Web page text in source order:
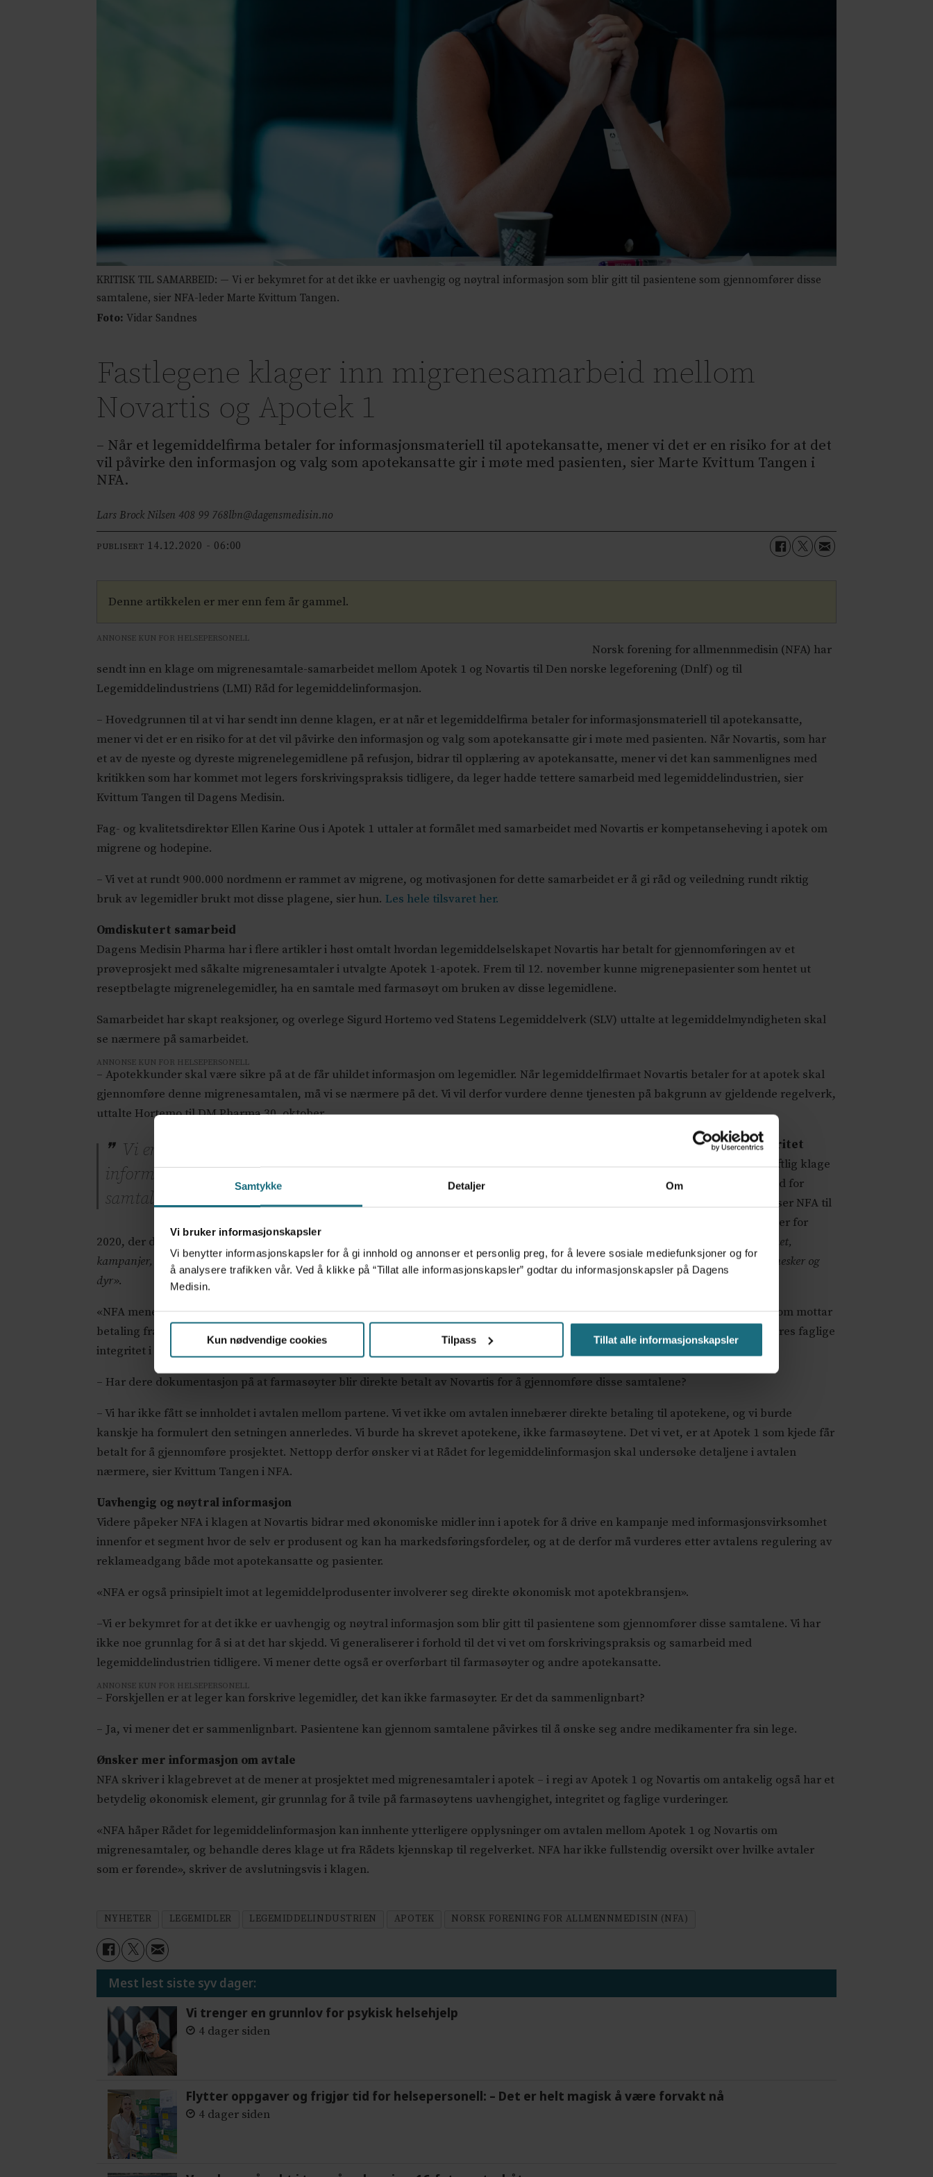
Samtykke Detaljer Om
Vi bruker informasjonskapsler
Vi benytter informasjonskapsler for å gi innhold og annonser et personlig preg, for å levere sosiale mediefunksjoner og for
å analysere trafikken vår. Ved å klikke på “Tillat alle informasjonskapsler” godtar du informasjonskapsler på Dagens
Medisin.
Kun nødvendige cookies Tilpass Tillat alle informasjonskapsler
KRITISK TIL SAMARBEID: — Vi er bekymret for at det ikke er uavhengig og nøytral informasjon som blir gitt til pasientene som gjennomfører disse
samtalene, sier NFA-leder Marte Kvittum Tangen.
Foto: Vidar Sandnes
Fastlegene klager inn migrenesamarbeid mellom
Novartis og Apotek 1
– Når et legemiddelfirma betaler for informasjonsmateriell til apotekansatte, mener vi det er en risiko for at det
vil påvirke den informasjon og valg som apotekansatte gir i møte med pasienten, sier Marte Kvittum Tangen i
NFA.
Lars Brock Nilsen 408 99 768lbn@dagensmedisin.no
PUBLISERT 14.12.2020 - 06:00
Denne artikkelen er mer enn fem år gammel.
ANNONSE KUN FOR HELSEPERSONELL
Norsk forening for allmennmedisin (NFA) har
sendt inn en klage om migrenesamtale-samarbeidet mellom Apotek 1 og Novartis til Den norske legeforening (Dnlf) og til
Legemiddelindustriens (LMI) Råd for legemiddelinformasjon.
– Hovedgrunnen til at vi har sendt inn denne klagen, er at når et legemiddelfirma betaler for informasjonsmateriell til apotekansatte,
mener vi det er en risiko for at det vil påvirke den informasjon og valg som apotekansatte gir i møte med pasienten. Når Novartis, som har
et av de nyeste og dyreste migrenelegemidlene på refusjon, bidrar til opplæring av apotekansatte, mener vi det kan sammenlignes med
kritikken som har kommet mot legers forskrivingspraksis tidligere, da leger hadde tettere samarbeid med legemiddelindustrien, sier
Kvittum Tangen til Dagens Medisin.
Fag- og kvalitetsdirektør Ellen Karine Ous i Apotek 1 uttaler at formålet med samarbeidet med Novartis er kompetanseheving i apotek om
migrene og hodepine.
– Vi vet at rundt 900.000 nordmenn er rammet av migrene, og motivasjonen for dette samarbeidet er å gi råd og veiledning rundt riktig
bruk av legemidler brukt mot disse plagene, sier hun.Les hele tilsvaret her.
Omdiskutert samarbeid
Dagens Medisin Pharma har i flere artikler i høst omtalt hvordan legemiddelselskapet Novartis har betalt for gjennomføringen av et
prøveprosjekt med såkalte migrenesamtaler i utvalgte Apotek 1-apotek. Frem til 12. november kunne migrenepasienter som hentet ut
reseptbelagte migrenelegemidler, ha en samtale med farmasøyt om bruken av disse legemidlene.
Samarbeidet har skapt reaksjoner, og overlege Sigurd Hortemo ved Statens Legemiddelverk (SLV) uttalte at legemiddelmyndigheten skal
se nærmere på samarbeidet.
ANNONSE KUN FOR HELSEPERSONELL
– Apotekkunder skal være sikre på at de får uhildet informasjon om legemidler. Når legemiddelfirmaet Novartis betaler for at apotek skal
gjennomføre denne migrenesamtalen, må vi se nærmere på det. Vi vil derfor vurdere denne tjenesten på bakgrunn av gjeldende regelverk,
uttalte Hortemo til DM Pharma 30. oktober.
Vi er bekymret for at det ikke er uavhengig og nøytral
informasjon som blir gitt til pasientene som gjennomfører disse
samtalene. Marte Kvittum Tangen, leder NFA
Stiller spørsmål om faglig integritet
Samme dag sendte NFA inn en skriftlig klage
om samarbeidet til Dnlf og LMIs Råd for
legemiddelinformasjon. I klagen viser NFA til
Legemiddelindustriens bransjeregler for
2020, der det blant annet står skrevet følgende: «
Med reklame for legemidler forstås enhver form for oppsøkende informasjonsvirksomhet,
kampanjer, holdningspåvirkning og andre tiltak som har til hensikt å fremme forskriving, utlevering, salg eller bruk av legemidler til mennesker og
dyr».
«NFA mener samarbeidet mellom Apotek 1 og Novartis er brudd på formålsbeskrivelsen i avtalen. NFA mener at farmasøytene som mottar
betaling fra Novartis for å utføre samtaler med pasienter om migrenelegemidler ikke er uavhengige og vi stiller spørsmål ved deres faglige
integritet i veiledning. Apotek 1 skriver at det er Novartis som har gitt farmasøytene opplæringen», skriver NFA i klagebrevet.
– Har dere dokumentasjon på at farmasøyter blir direkte betalt av Novartis for å gjennomføre disse samtalene?
– Vi har ikke fått se innholdet i avtalen mellom partene. Vi vet ikke om avtalen innebærer direkte betaling til apotekene, og vi burde
kanskje ha formulert den setningen annerledes. Vi burde ha skrevet apotekene, ikke farmasøytene. Det vi vet, er at Apotek 1 som kjede får
betalt for å gjennomføre prosjektet. Nettopp derfor ønsker vi at Rådet for legemiddelinformasjon skal undersøke detaljene i avtalen
nærmere, sier Kvittum Tangen i NFA.
Uavhengig og nøytral informasjon
Videre påpeker NFA i klagen at Novartis bidrar med økonomiske midler inn i apotek for å drive en kampanje med informasjonsvirksomhet
innenfor et segment hvor de selv er produsent og kan ha markedsføringsfordeler, og at de derfor må vurderes etter avtalens regulering av
reklameadgang både mot apotekansatte og pasienter.
«NFA er også prinsipielt imot at legemiddelprodusenter involverer seg direkte økonomisk mot apotekbransjen».
–Vi er bekymret for at det ikke er uavhengig og nøytral informasjon som blir gitt til pasientene som gjennomfører disse samtalene. Vi har
ikke noe grunnlag for å si at det har skjedd. Vi generaliserer i forhold til det vi vet om forskrivingspraksis og samarbeid med
legemiddelindustrien tidligere. Vi mener dette også er overførbart til farmasøyter og andre apotekansatte.
ANNONSE KUN FOR HELSEPERSONELL
– Forskjellen er at leger kan forskrive legemidler, det kan ikke farmasøyter. Er det da sammenlignbart?
– Ja, vi mener det er sammenlignbart. Pasientene kan gjennom samtalene påvirkes til å ønske seg andre medikamenter fra sin lege.
Ønsker mer informasjon om avtale
NFA skriver i klagebrevet at de mener at prosjektet med migrenesamtaler i apotek – i regi av Apotek 1 og Novartis om antakelig også har et
betydelig økonomisk element, gir grunnlag for å tvile på farmasøytens uavhengighet, integritet og faglige vurderinger.
«NFA håper Rådet for legemiddelinformasjon kan innhente ytterligere opplysninger om avtalen mellom Apotek 1 og Novartis om
migrenesamtaler, og behandle deres klage ut fra Rådets kjennskap til regelverket. NFA har ikke fullstendig oversikt over hvilke avtaler
som er førende», skriver de avslutningsvis i klagen.
NYHETER LEGEMIDLER LEGEMIDDELINDUSTRIEN APOTEK NORSK FORENING FOR ALLMENNMEDISIN (NFA)
Mest lest siste syv dager:
Vi trenger en grunnlov for psykisk helsehjelp
4 dager siden
Flytter oppgaver og frigjør tid for helsepersonell: – Det er helt magisk å være forvakt nå
4 dager siden